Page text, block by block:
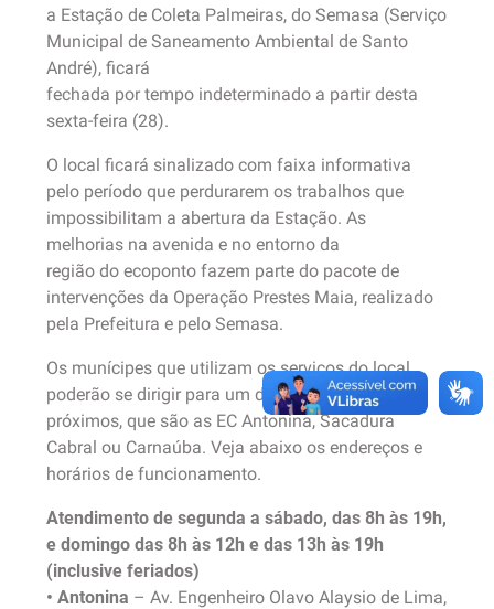
a Estação de Coleta Palmeiras, do Semasa (Serviço
Municipal de Saneamento Ambiental de Santo
André), ficará
fechada por tempo indeterminado a partir desta
sexta-feira (28).
O local ficará sinalizado com faixa informativa
pelo período que perdurarem os trabalhos que
impossibilitam a abertura da Estação. As
melhorias na avenida e no entorno da
região do ecoponto fazem parte do pacote de
intervenções da Operação Prestes Maia, realizado
pela Prefeitura e pelo Semasa.
Os munícipes que utilizam os serviços do local
poderão se dirigir para um dos ecopontos mais
próximos, que são as EC Antonina, Sacadura
Cabral ou Carnaúba. Veja abaixo os endereços e
horários de funcionamento.
Atendimento de segunda a sábado, das 8h às 19h,
e domingo das 8h às 12h e das 13h às 19h
(inclusive feriados)
• Antonina – Av. Engenheiro Olavo Alaysio de Lima,